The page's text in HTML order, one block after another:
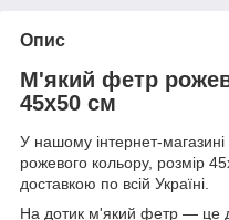
Опис
М'який фетр
45х50 см
У нашому інтернет-
рожевого кольору, розмір
доставкою по всій Україні.
На дотик м'який фетр — це